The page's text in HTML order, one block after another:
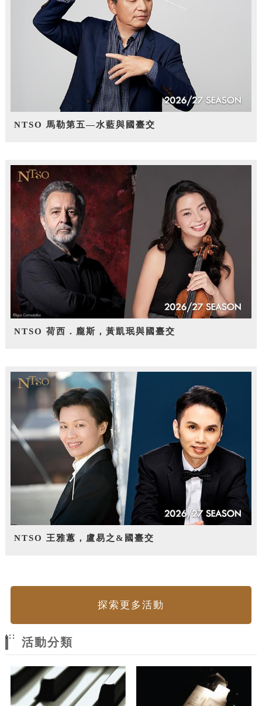
NTSO 馬勒第五—水藍與國臺交
NTSO 荷西．龐斯，黃凱珉與國臺交
NTSO 王雅蕙，盧易之&國臺交
探索更多活動
:::
活動分類